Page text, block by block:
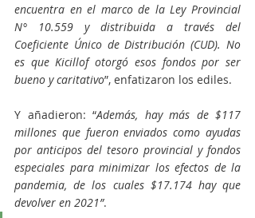
encuentra en el marco de la Ley Provincial
N° 10.559 y distribuida a través del
Coeficiente Único de Distribución (CUD). No
es que Kicillof otorgó esos fondos por ser
bueno y caritativo”, enfatizaron los ediles.
Y añadieron: “Además, hay más de $117
millones que fueron enviados como ayudas
por anticipos del tesoro provincial y fondos
especiales para minimizar los efectos de la
pandemia, de los cuales $17.174 hay que
devolver en 2021”.